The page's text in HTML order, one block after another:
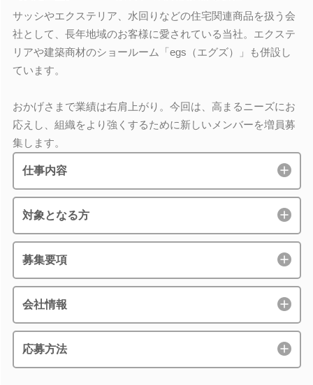
サッシやエクステリア、水回りなどの住宅関連商品を扱う会
社として、長年地域のお客様に愛されている当社。エクステ
リアや建築商材のショールーム「egs（エグズ）」も併設し
ています。
おかげさまで業績は右肩上がり。今回は、高まるニーズにお
応えし、組織をより強くするために新しいメンバーを増員募
集します。
仕事内容
対象となる方
募集要項
会社情報
応募方法